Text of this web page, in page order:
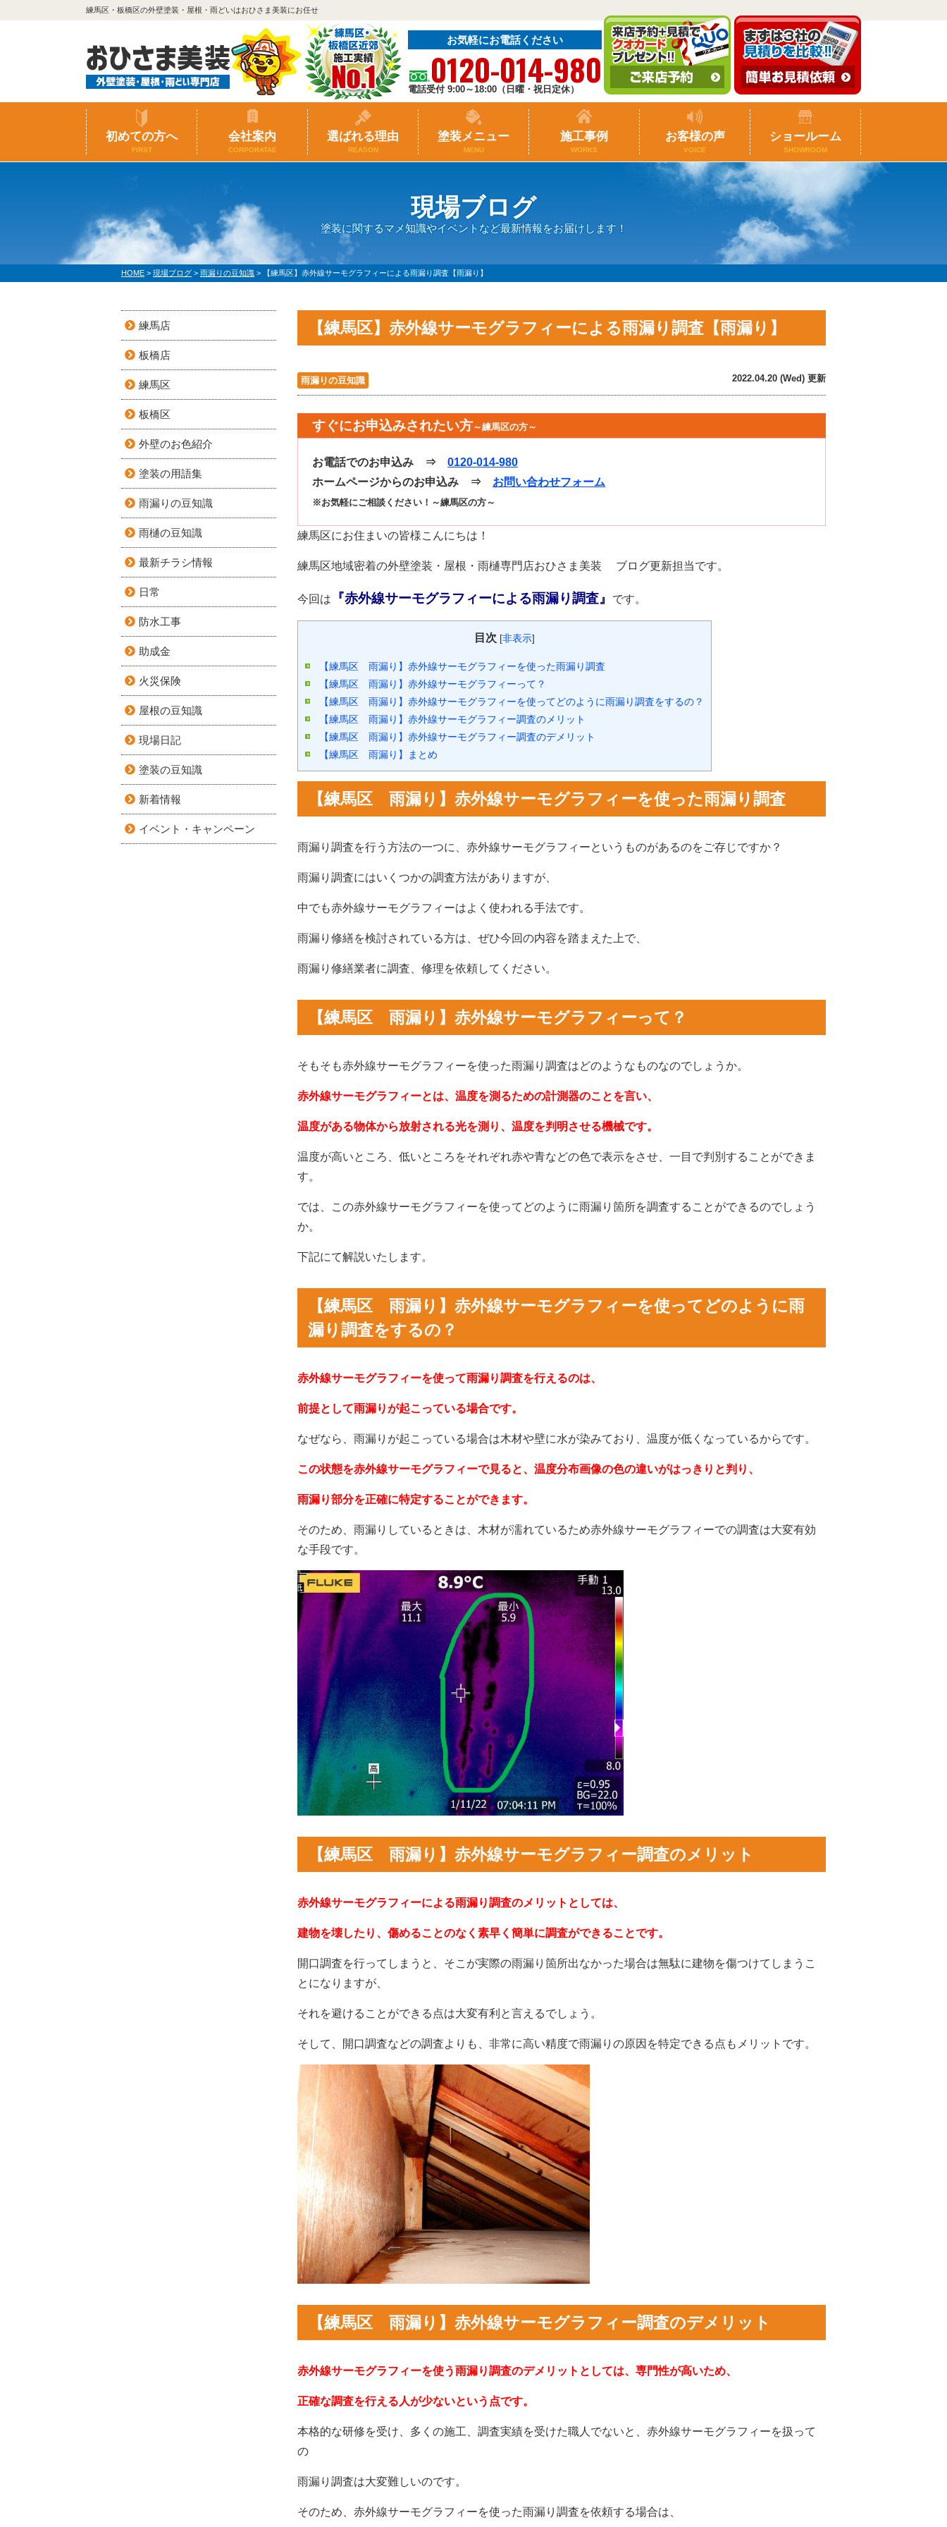
練馬区・板橋区の外壁塗装・屋根・雨どいはおひさま美装にお任せ
お気軽にお電話ください
0120-014-980
電話受付 9:00～18:00（日曜・祝日定休）
初めての方へ
FIRST
会社案内
CORPORATAE
選ばれる理由
REASON
塗装メニュー
MENU
施工事例
WORKS
お客様の声
VOICE
ショールーム
SHOWROOM
現場ブログ
塗装に関するマメ知識やイベントなど最新情報をお届けします！
HOME > 現場ブログ > 雨漏りの豆知識 > 【練馬区】赤外線サーモグラフィーによる雨漏り調査【雨漏り】
【練馬区】赤外線サーモグラフィーによる雨漏り調査【雨漏り】
雨漏りの豆知識 2022.04.20 (Wed) 更新
すぐにお申込みされたい方～練馬区の方～
お電話でのお申込み ⇒ 0120-014-980
ホームページからのお申込み ⇒ お問い合わせフォーム
※お気軽にご相談ください！～練馬区の方～
練馬区にお住まいの皆様こんにちは！
練馬区地域密着の外壁塗装・屋根・雨樋専門店おひさま美装 ブログ更新担当です。
今回は 『赤外線サーモグラフィーによる雨漏り調査』 です。
目次 [非表示]
【練馬区 雨漏り】赤外線サーモグラフィーを使った雨漏り調査
【練馬区 雨漏り】赤外線サーモグラフィーって？
【練馬区 雨漏り】赤外線サーモグラフィーを使ってどのように雨漏り調査をするの？
【練馬区 雨漏り】赤外線サーモグラフィー調査のメリット
【練馬区 雨漏り】赤外線サーモグラフィー調査のデメリット
【練馬区 雨漏り】まとめ
【練馬区 雨漏り】赤外線サーモグラフィーを使った雨漏り調査
雨漏り調査を行う方法の一つに、赤外線サーモグラフィーというものがあるのをご存じですか？
雨漏り調査にはいくつかの調査方法がありますが、
中でも赤外線サーモグラフィーはよく使われる手法です。
雨漏り修繕を検討されている方は、ぜひ今回の内容を踏まえた上で、
雨漏り修繕業者に調査、修理を依頼してください。
【練馬区 雨漏り】赤外線サーモグラフィーって？
そもそも赤外線サーモグラフィーを使った雨漏り調査はどのようなものなのでしょうか。
赤外線サーモグラフィーとは、温度を測るための計測器のことを言い、
温度がある物体から放射される光を測り、温度を判明させる機械です。
温度が高いところ、低いところをそれぞれ赤や青などの色で表示をさせ、一目で判別することができま
す。
では、この赤外線サーモグラフィーを使ってどのように雨漏り箇所を調査することができるのでしょう
か。
下記にて解説いたします。
【練馬区 雨漏り】赤外線サーモグラフィーを使ってどのように雨
漏り調査をするの？
赤外線サーモグラフィーを使って雨漏り調査を行えるのは、
前提として雨漏りが起こっている場合です。
なぜなら、雨漏りが起こっている場合は木材や壁に水が染みており、温度が低くなっているからです。
この状態を赤外線サーモグラフィーで見ると、温度分布画像の色の違いがはっきりと判り、
雨漏り部分を正確に特定することができます。
そのため、雨漏りしているときは、木材が濡れているため赤外線サーモグラフィーでの調査は大変有効
な手段です。
【練馬区 雨漏り】 赤外線サーモグラフィー調査のメリット
赤外線サーモグラフィーによる雨漏り調査のメリットとしては、
建物を壊したり、傷めることのなく素早く簡単に調査ができることです。
開口調査を行ってしまうと、そこが実際の雨漏り箇所出なかった場合は無駄に建物を傷つけてしまうこ
とになりますが、
それを避けることができる点は大変有利と言えるでしょう。
そして、開口調査などの調査よりも、非常に高い精度で雨漏りの原因を特定できる点もメリットです。
【練馬区 雨漏り】 赤外線サーモグラフィー調査のデメリット
赤外線サーモグラフィーを使う雨漏り調査のデメリットとしては、専門性が高いため、
正確な調査を行える人が少ないという点です。
本格的な研修を受け、多くの施工、調査実績を受けた職人でないと、赤外線サーモグラフィーを扱って
の
雨漏り調査は大変難しいのです。
そのため、赤外線サーモグラフィーを使った雨漏り調査を依頼する場合は、
練馬店
板橋店
練馬区
板橋区
外壁のお色紹介
塗装の用語集
雨漏りの豆知識
雨樋の豆知識
最新チラシ情報
日常
防水工事
助成金
火災保険
屋根の豆知識
現場日記
塗装の豆知識
新着情報
イベント・キャンペーン